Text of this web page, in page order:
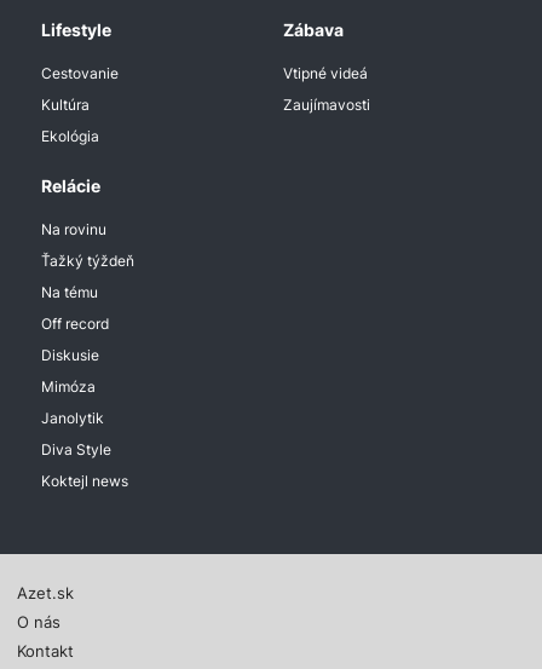
Lifestyle
Cestovanie
Kultúra
Ekológia
Zábava
Vtipné videá
Zaujímavosti
Relácie
Na rovinu
Ťažký týždeň
Na tému
Off record
Diskusie
Mimóza
Janolytik
Diva Style
Koktejl news
Azet.sk
O nás
Kontakt